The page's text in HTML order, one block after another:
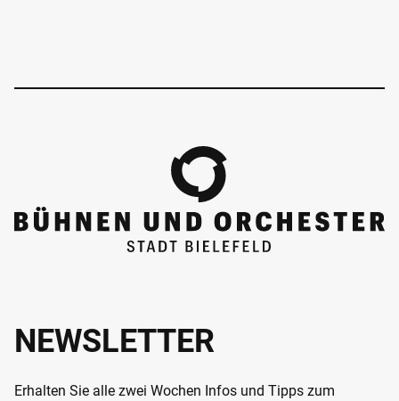
NEWSLETTER
Erhalten Sie alle zwei Wochen Infos und Tipps zum